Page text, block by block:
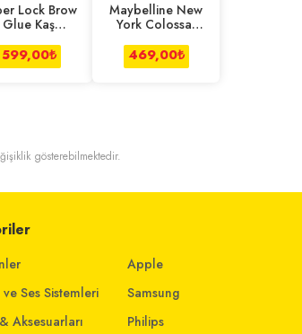
Lock Brow
Glue Kaş
Maskara
599,00₺
Maybelline New
York Colossal
469,00₺
gösterebilmektedir.
Ses Sistemleri
Aksesuarları
Apple
Samsung
Philips